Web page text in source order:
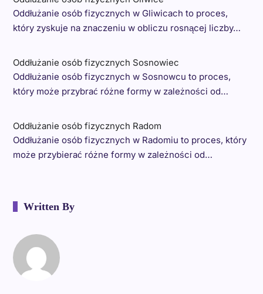
Oddłużanie osób fizycznych w Gliwicach to proces,
który zyskuje na znaczeniu w obliczu rosnącej liczby…
Oddłużanie osób fizycznych Sosnowiec
Oddłużanie osób fizycznych w Sosnowcu to proces,
który może przybrać różne formy w zależności od…
Oddłużanie osób fizycznych Radom
Oddłużanie osób fizycznych w Radomiu to proces, który
może przybierać różne formy w zależności od…
Written By